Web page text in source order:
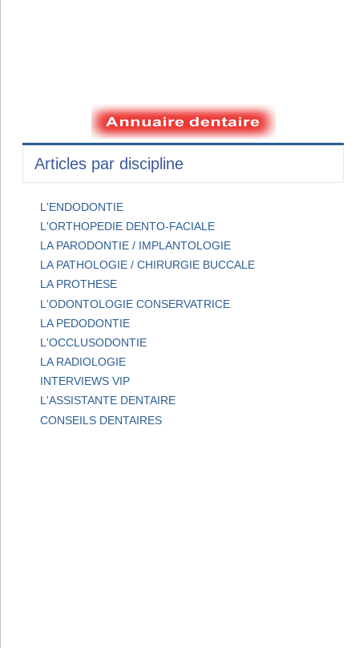
Articles par discipline
L'ENDODONTIE
L'ORTHOPEDIE DENTO-FACIALE
LA PARODONTIE / IMPLANTOLOGIE
LA PATHOLOGIE / CHIRURGIE BUCCALE
LA PROTHESE
L'ODONTOLOGIE CONSERVATRICE
LA PEDODONTIE
L'OCCLUSODONTIE
LA RADIOLOGIE
INTERVIEWS VIP
L'ASSISTANTE DENTAIRE
CONSEILS DENTAIRES